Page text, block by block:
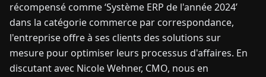
récompensé comme ‘Système ERP de l'année 2024’
dans la catégorie commerce par correspondance,
l'entreprise offre à ses clients des solutions sur
mesure pour optimiser leurs processus d'affaires. En
discutant avec Nicole Wehner, CMO, nous en